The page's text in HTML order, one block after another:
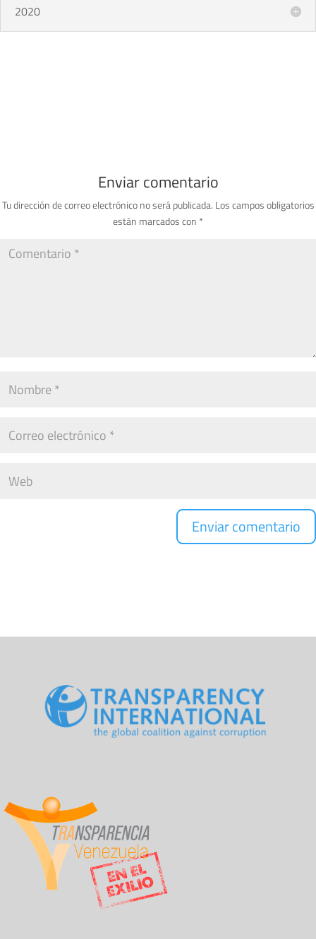
2020
Enviar comentario
Tu dirección de correo electrónico no será publicada. Los campos obligatorios
están marcados con *